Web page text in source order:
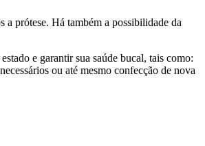
a prótese. Há também a possibilidade da
e garantir sua saúde bucal, tais como:
ou até mesmo confecção de nova